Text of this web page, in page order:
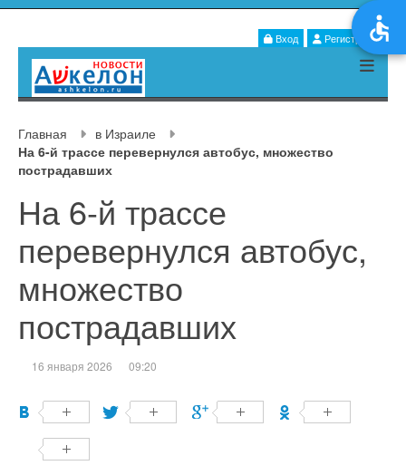
Вход Регистрация
Главная
в Израиле
На 6-й трассе перевернулся автобус, множество
пострадавших
На 6-й трассе
перевернулся автобус,
множество
пострадавших
16 января 2026 09:20